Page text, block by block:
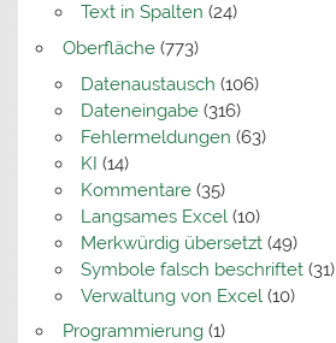
Text in Spalten (24)
Oberfläche(773)
Datenaustausch (106)
Dateneingabe(316)
Fehlermeldungen (63)
KI (14)
Kommentare(35)
Langsames Excel (10)
Merkwürdig übersetzt(49)
Symbole falsch beschriftet(31)
Verwaltung von Excel (10)
Programmierung(1)